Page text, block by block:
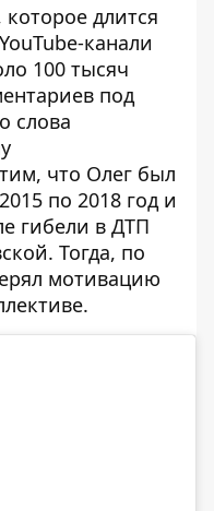
длится
YouTube-канали
100 тысяч
под
слова
что Олег был
по 2018 год и
гибели в ДТП
Тогда, по
мотивацию